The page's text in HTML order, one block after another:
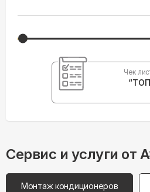
Чек
Сервис и услуги от
Монтаж кондиционеров